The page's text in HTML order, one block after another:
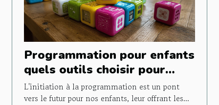
Programmation pour enfants
quels outils choisir pour
initier vos enfants au code
L'initiation à la programmation est un pont
vers le futur pour nos enfants, leur offrant les...